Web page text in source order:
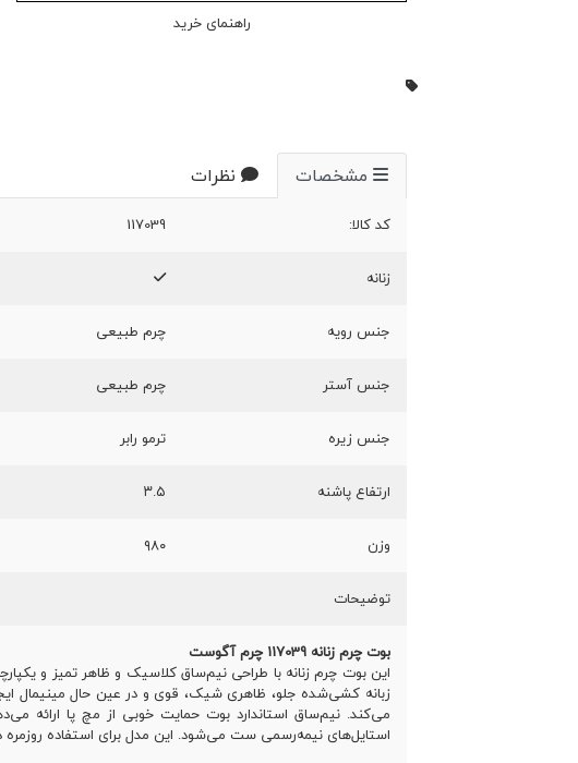
راهنمای خرید
مشخصات نظرات
کد کالا: 117039
زنانه
جنس رویه چرم طبیعی
جنس آستر چرم طبیعی
جنس زیره ترمو رابر
ارتفاع پاشنه ۳.۵
وزن ۹۸۰
توضیحات
بوت چرم زنانه 117039 چرم آگوست
این بوت چرم زنانه با طراحی نیم‌ساق کلاسیک و ظاهر تمیز و
زبانه کشی‌شده جلو، ظاهری شیک، قوی و در عین حال مینیمال
می‌کند. نیم‌ساق استاندارد بوت حمایت خوبی از مچ پا ارائه
استایل‌های نیمه‌رسمی ست می‌شود. این مدل برای استفاده